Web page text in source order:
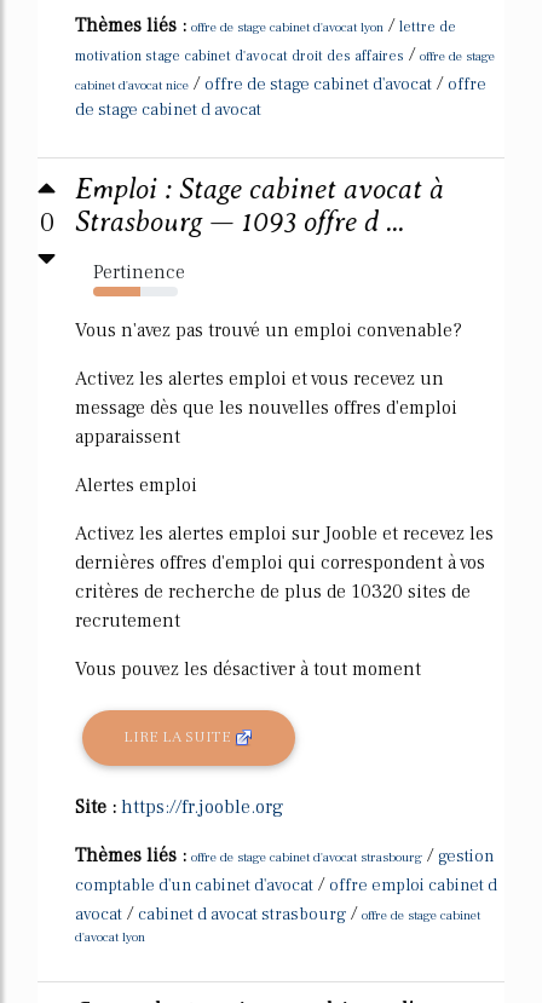
Thèmes liés : offre de stage cabinet d'avocat lyon / lettre de
motivation stage cabinet d'avocat droit des affaires / offre de stage
cabinet d'avocat nice / offre de stage cabinet d'avocat / offre
de stage cabinet d avocat
0
Emploi : Stage cabinet avocat à
Strasbourg — 1093 offre d ...
Pertinence
56%
Vous n'avez pas trouvé un emploi convenable?
Activez les alertes emploi et vous recevez un
message dès que les nouvelles offres d'emploi
apparaissent
Alertes emploi
Activez les alertes emploi sur Jooble et recevez les
dernières offres d'emploi qui correspondent à vos
critères de recherche de plus de 10320 sites de
recrutement
Vous pouvez les désactiver à tout moment
LIRE LA SUITE
Site : https://fr.jooble.org
Thèmes liés : offre de stage cabinet d'avocat strasbourg / gestion
comptable d'un cabinet d'avocat / offre emploi cabinet d
avocat / cabinet d avocat strasbourg / offre de stage cabinet
d'avocat lyon